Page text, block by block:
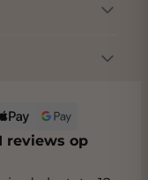
reviews op